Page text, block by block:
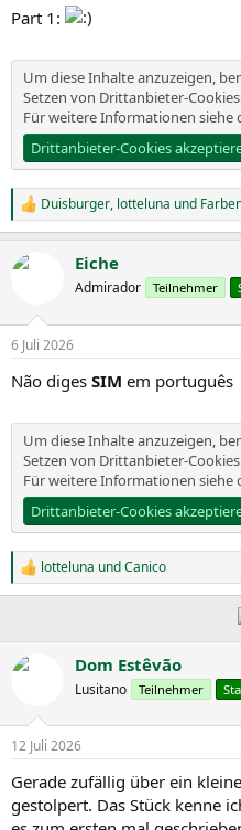
Part 1:
Um diese Inhalte anzuzeigen,
Setzen von Drittanbieter-
Für weitere Informationen siehe
Drittanbieter-Cookies
R
e
k
e
:
Duisburger, lotteluna und
Eiche
Admirador Teilnehmer
6 Juli 2026
Não diges SIM em português
Um diese Inhalte anzuzeigen,
Setzen von Drittanbieter-
Für weitere Informationen siehe
Drittanbieter-Cookies
R
e
i
n
:
lotteluna undCanico
Dom Estêvão
Lusitano Teilnehmer
12 Juli 2026
Gerade zufällig über ein
gestolpert. Das Stück kenne